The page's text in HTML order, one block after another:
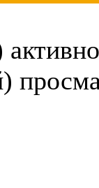
активно